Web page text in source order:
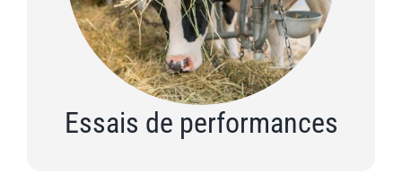
Essais de performances